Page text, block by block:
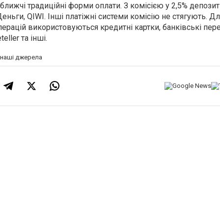
традиційні форми оплати. З комісією у 2,5% депозит
QIWI. Інші платіжні системи комісію не стягують.
використовуються кредитні картки, банківські
та інші.
наші джерела